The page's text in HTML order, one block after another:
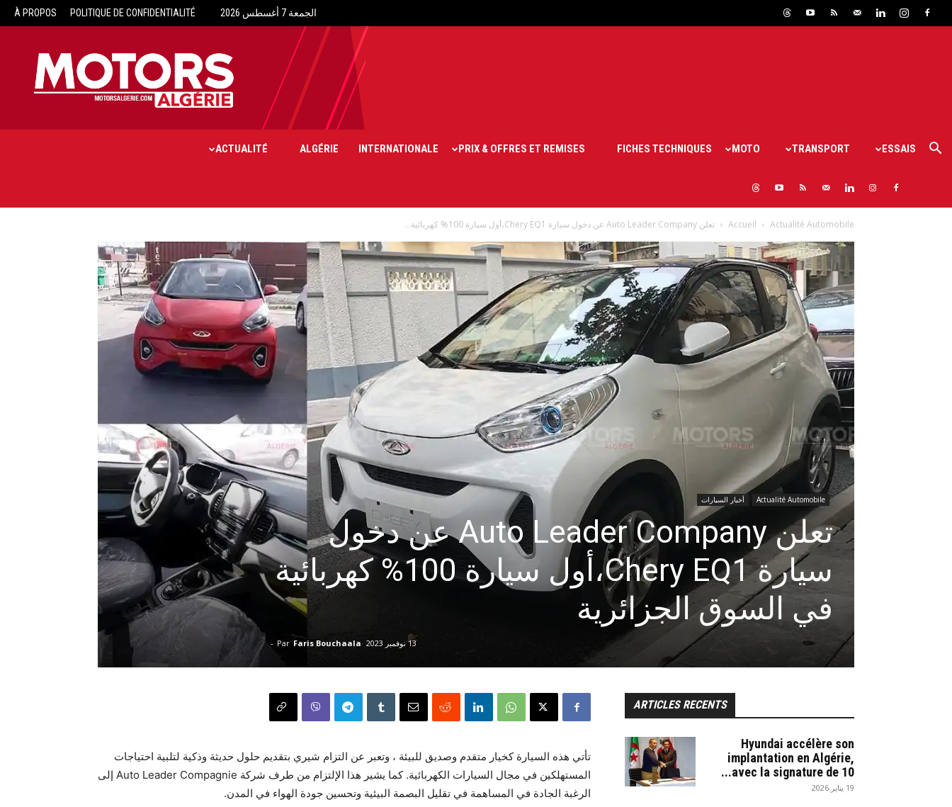
الجمعة 7 أغسطس 2026 POLITIQUE DE CONFIDENTIALITÉ
À PROPOS
Motors
Algérie
ACTUALITÉ ALGÉRIE INTERNATIONALE PRIX & OFFRES ET REMISES FICHES TECHNIQUES MOTO TRANSPORT ESSAIS
Accueil Actualité Automobile تعلن Auto Leader Company عن دخول سيارة Chery EQ1،أول سيارة 100% كهربائية...
Actualité Automobile أخبار السيارات
تعلن Auto Leader Company عن دخول
سيارة Chery EQ1،أول سيارة 100% كهربائية
في السوق الجزائرية
Par Faris Bouchaala
- 13 نوفمبر 2023
تأتي هذه السيارة كخيار متقدم وصديق للبيئة ، وتعبر عن التزام شيري بتقديم حلول حديثة وذكية لتلبية احتياجات
المستهلكين في مجال السيارات الكهربائية. كما يشير هذا الإلتزام من طرف شركة Auto Leader Compagnie إلى
الرغبة الجادة في المساهمة في تقليل البصمة البيئية وتحسين جودة الهواء في المدن.
ARTICLES RECENTS
Hyundai accélère son
implantation en Algérie,
avec la signature de 10...
19 يناير 2026